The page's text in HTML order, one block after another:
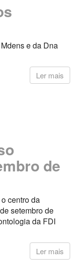
e da Dna
Ler mais
de
centro da
setembro de
da FDI
Ler mais